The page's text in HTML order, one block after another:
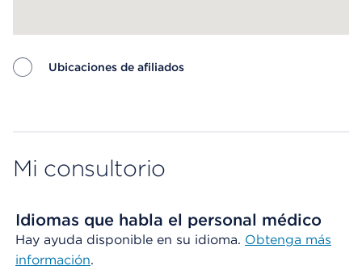
Ubicaciones de afiliados
Mi consultorio
Idiomas que habla el personal médico
Hay ayuda disponible en su idioma. Obtenga más
información.